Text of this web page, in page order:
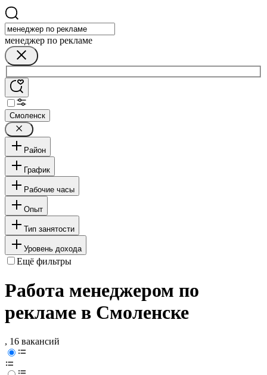
менеджер по рекламе
Смоленск
Район
График
Рабочие часы
Опыт
Тип занятости
Уровень дохода
Ещё фильтры
Работа менеджером по
рекламе в Смоленске
, 16 вакансий